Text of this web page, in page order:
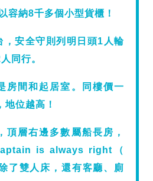
容納8千多個小型貨櫃！
，安全守則列明日頭1人輪
同行。
房間和起居室。同樓價一
地位越高！
頂層右邊多數屬船長房，
is always right（
了雙人床，還有客廳、廁